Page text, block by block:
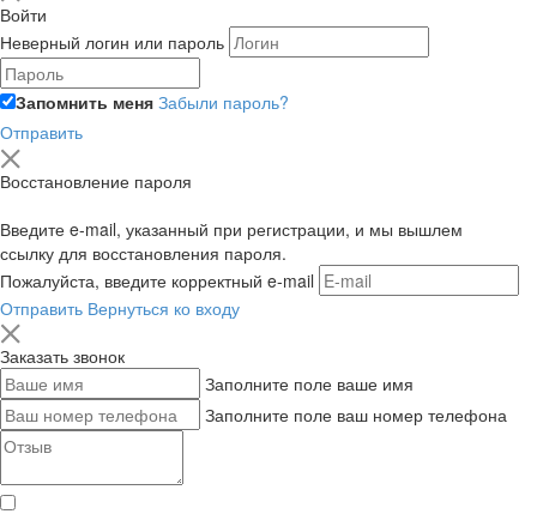
Войти
Неверный логин или пароль
Запомнить меня Забыли пароль?
Отправить
Восстановление пароля
Введите e-mail, указанный при регистрации, и мы вышлем
ссылку для восстановления пароля.
Пожалуйста, введите корректный e-mail
Отправить Вернуться ко входу
Заказать звонок
Заполните поле ваше имя
Заполните поле ваш номер телефона